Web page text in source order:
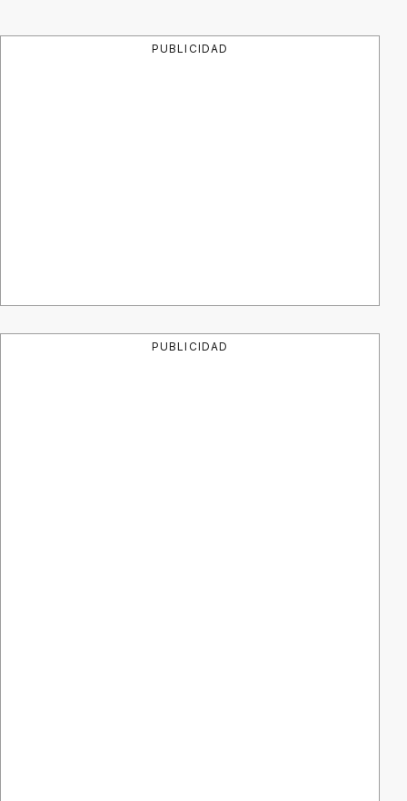
PUBLICIDAD
PUBLICIDAD